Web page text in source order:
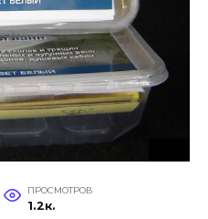
ПРОСМОТРОВ
1.2к.